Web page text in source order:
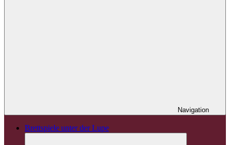
Navigation
Brettspiele unter der Lupe